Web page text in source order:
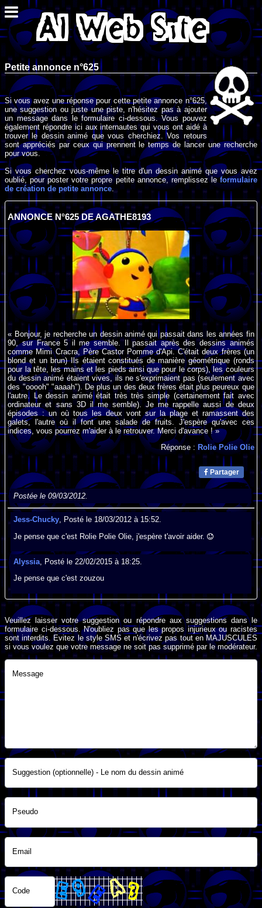
Petite annonce n°625
Si vous avez une réponse pour cette petite annonce n°625,
une suggestion ou juste une piste, n'hésitez pas à ajouter
un message dans le formulaire ci-dessous. Vous pouvez
également répondre ici aux internautes qui vous ont aidé à
trouver le dessin animé que vous cherchiez. Vos retours
sont appréciés par ceux qui prennent le temps de lancer une recherche
pour vous.
Si vous cherchez vous-même le titre d'un dessin animé que vous avez
oublié, pour poster votre propre petite annonce, remplissez leformulaire
de création de petite annonce .
ANNONCE N°625 DE AGATHE8193
« Bonjour, je recherche un dessin animé qui passait dans les années fin
90, sur France 5 il me semble. Il passait après des dessins animés
comme Mimi Cracra, Père Castor Pomme d'Api. C'était deux frères (un
blond et un brun) Ils étaient constitués de manière géométrique (ronds
pour la tête, les mains et les pieds ainsi que pour le corps), les couleurs
du dessin animé étaient vives, ils ne s'exprimaient pas (seulement avec
des "ooooh" "aaaah"). De plus un des deux frères était plus peureux que
l'autre. Le dessin animé était très très simple (certainement fait avec
ordinateur et sans 3D il me semble). Je me rappelle aussi de deux
épisodes : un où tous les deux vont sur la plage et ramassent des
galets, l'autre où il font une salade de fruits. J'espère qu'avec ces
indices, vous pourrez m'aider à le retrouver. Merci d'avance ! »
Réponse : Rolie Polie Olie
Partager
Postée le 09/03/2012.
Jess-Chucky, Posté le 18/03/2012 à 15:52.
Je pense que c'est Rolie Polie Olie, j'espère t'avoir aider.
Alyssia, Posté le 22/02/2015 à 18:25.
Je pense que c'est zouzou
Veuillez laisser votre suggestion ou répondre aux suggestions dans le
formulaire ci-dessous. N'oubliez pas que les propos injurieux ou racistes
sont interdits. Evitez le style SMS et n'écrivez pas tout en MAJUSCULES
si vous voulez que votre message ne soit pas supprimé par le modérateur.
Message
Suggestion (optionnelle) - Le nom du dessin animé
Pseudo
Email
Code